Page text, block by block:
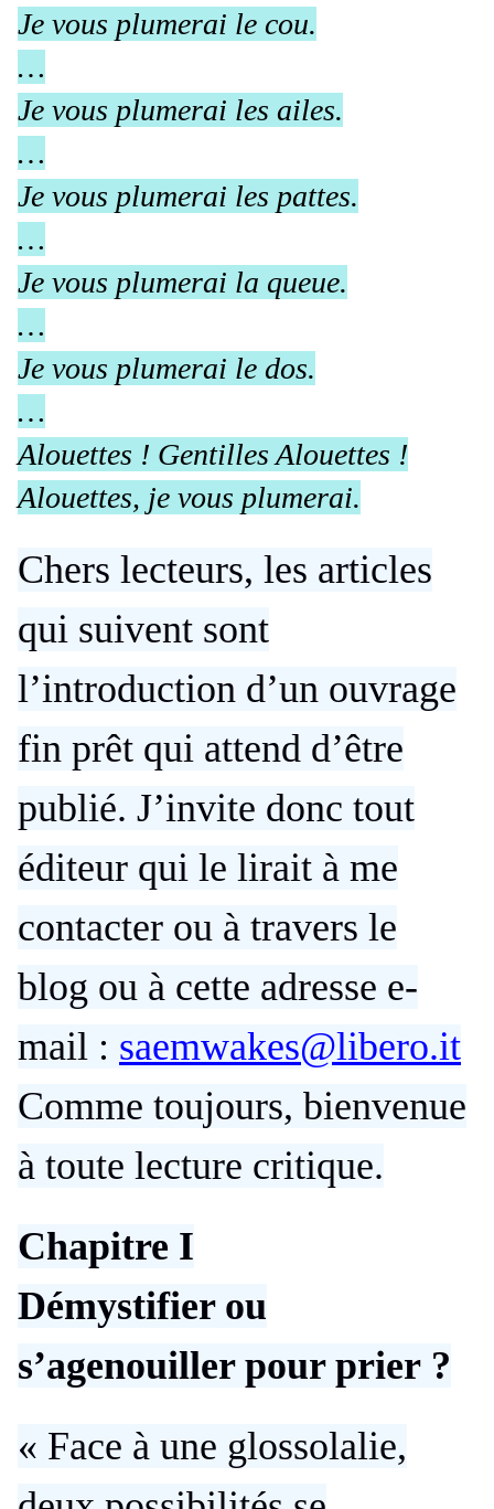
Je vous plumerai le cou.
…
Je vous plumerai les ailes.
…
Je vous plumerai les pattes.
…
Je vous plumerai la queue.
…
Je vous plumerai le dos.
…
Alouettes ! Gentilles Alouettes !
Alouettes, je vous plumerai.
Chers lecteurs, les articles
qui suivent sont
l’introduction d’un ouvrage
fin prêt qui attend d’être
publié. J’invite donc tout
éditeur qui le lirait à me
contacter ou à travers le
blog ou à cette adresse e-
mail : saemwakes@libero.it
Comme toujours, bienvenue
à toute lecture critique.
Chapitre I
Démystifier ou
s’agenouiller pour prier ?
« Face à une glossolalie,